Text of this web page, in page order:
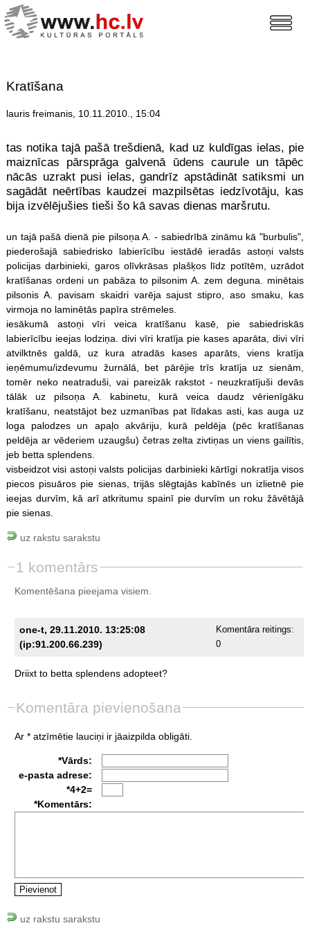
Kratīšana
lauris freimanis, 10.11.2010., 15:04
tas notika tajā pašā trešdienā, kad uz kuldīgas ielas, pie
maiznīcas pārsprāga galvenā ūdens caurule un tāpēc
nācās uzrakt pusi ielas, gandrīz apstādināt satiksmi un
sagādāt neērtības kaudzei mazpilsētas iedzīvotāju, kas
bija izvēlējušies tieši šo kā savas dienas maršrutu.
un tajā pašā dienā pie pilsoņa A. - sabiedrībā zināmu kā "burbulis",
piederošajā sabiedrisko labierīcību iestādē ieradās astoņi valsts
policijas darbinieki, garos olīvkrāsas plašķos līdz potītēm, uzrādot
kratīšanas ordeni un pabāza to pilsonim A. zem deguna. minētais
pilsonis A. pavisam skaidri varēja sajust stipro, aso smaku, kas
virmoja no laminētās papīra strēmeles.
iesākumā astoņi vīri veica kratīšanu kasē, pie sabiedriskās
labierīcību ieejas lodziņa. divi vīri kratīja pie kases aparāta, divi vīri
atvilktnēs galdā, uz kura atradās kases aparāts, viens kratīja
ieņēmumu/izdevumu žurnālā, bet pārējie trīs kratīja uz sienām,
tomēr neko neatraduši, vai pareizāk rakstot - neuzkratījuši devās
tālāk uz pilsoņa A. kabinetu, kurā veica daudz vērienīgāku
kratīšanu, neatstājot bez uzmanības pat līdakas asti, kas auga uz
loga palodzes un apaļo akvāriju, kurā peldēja (pēc kratīšanas
peldēja ar vēderiem uzaugšu) četras zelta zivtiņas un viens gailītis,
jeb betta splendens.
visbeidzot visi astoņi valsts policijas darbinieki kārtīgi nokratīja visos
piecos pisuāros pie sienas, trijās slēgtajās kabīnēs un izlietnē pie
ieejas durvīm, kā arī atkritumu spainī pie durvīm un roku žāvētājā
pie sienas.
uz rakstu sarakstu
1 komentārs
Komentēšana pieejama visiem.
one-t, 29.11.2010. 13:25:08
(ip:91.200.66.239)
Komentāra reitings:
0
Driixt to betta splendens adopteet?
Komentāra pievienošana
Ar * atzīmētie lauciņi ir jāaizpilda obligāti.
*Vārds:
e-pasta adrese:
*4+2=
*Komentārs:
uz rakstu sarakstu